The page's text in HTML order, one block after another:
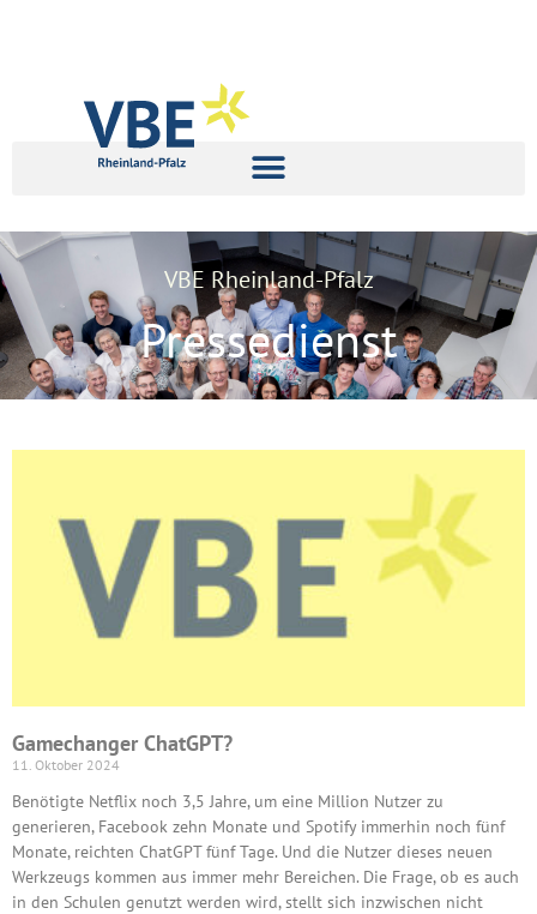
VBE Rheinland-Pfalz
Pressedienst
Gamechanger ChatGPT?
11. Oktober 2024
Benötigte Netflix noch 3,5 Jahre, um eine Million Nutzer zu
generieren, Facebook zehn Monate und Spotify immerhin noch fünf
Monate, reichten ChatGPT fünf Tage. Und die Nutzer dieses neuen
Werkzeugs kommen aus immer mehr Bereichen. Die Frage, ob es auch
in den Schulen genutzt werden wird, stellt sich inzwischen nicht